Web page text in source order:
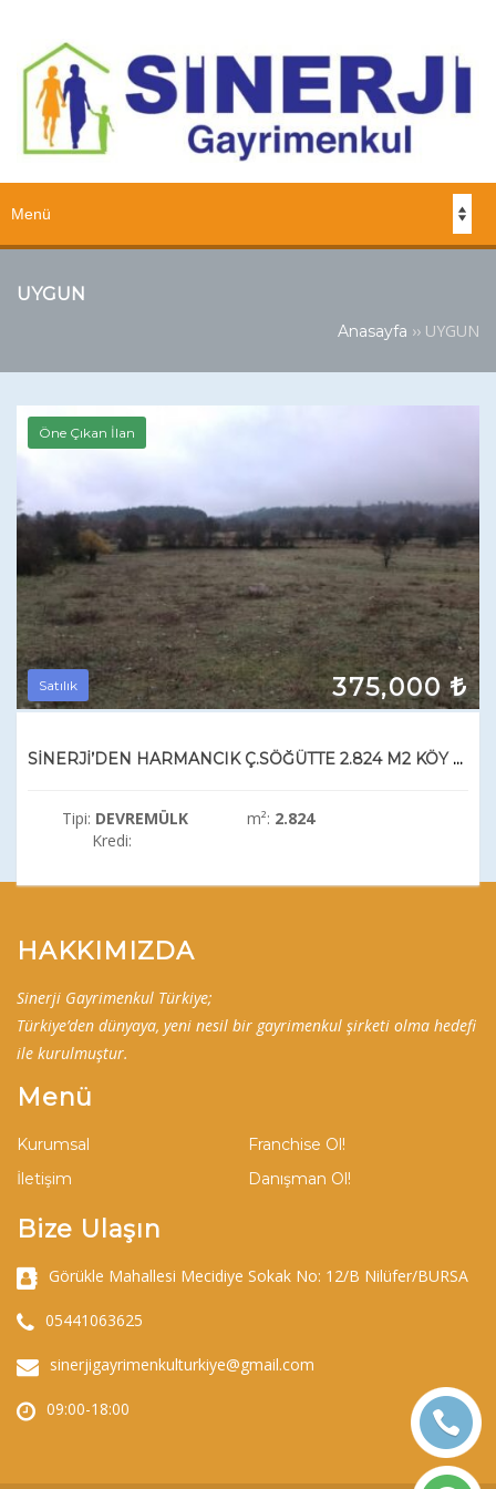
UYGUN
Anasayfa ›› UYGUN
Öne Çıkan İlan
375,000
Satılık
SİNERJİ’DEN HARMANCIK Ç.SÖĞÜTTE 2.824 M2 KÖY DİBİ SATILIK BAHÇE
Tipi: DEVREMÜLK m²: 2.824
Kredi:
HAKKIMIZDA
Sinerji Gayrimenkul Türkiye;
Türkiye’den dünyaya, yeni nesil bir gayrimenkul şirketi olma hedefi
ile kurulmuştur.
Menü
Kurumsal
Franchise Ol!
İletişim
Danışman Ol!
Bize Ulaşın
Görükle Mahallesi Mecidiye Sokak No: 12/B Nilüfer/BURSA
05441063625
sinerjigayrimenkulturkiye@gmail.com
09:00-18:00